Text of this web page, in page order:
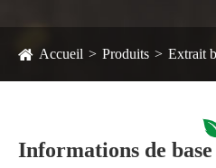
Accueil Produits Extrait
Informations de